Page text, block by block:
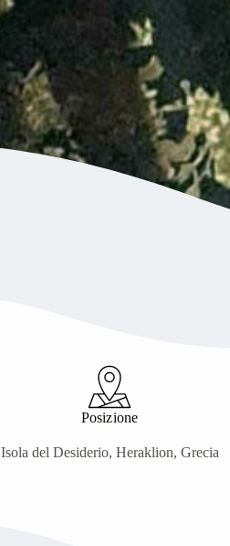
Posizione
Isola del Desiderio, Heraklion, Grecia